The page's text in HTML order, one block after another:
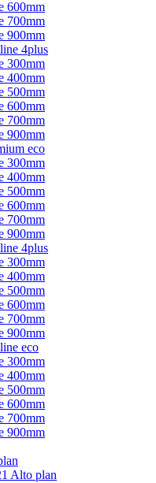
600mm
700mm
900mm
4plus
300mm
400mm
500mm
600mm
700mm
900mm
eco
300mm
400mm
500mm
600mm
700mm
900mm
4plus
300mm
400mm
500mm
600mm
700mm
900mm
eco
300mm
400mm
500mm
600mm
700mm
900mm
Alto plan